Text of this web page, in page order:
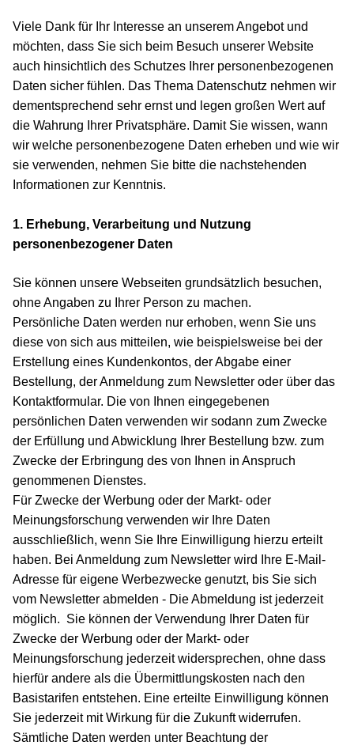
Viele Dank für Ihr Interesse an unserem Angebot und
möchten, dass Sie sich beim Besuch unserer Website
auch hinsichtlich des Schutzes Ihrer personenbezogenen
Daten sicher fühlen. Das Thema Datenschutz nehmen wir
dementsprechend sehr ernst und legen großen Wert auf
die Wahrung Ihrer Privatsphäre. Damit Sie wissen, wann
wir welche personenbezogene Daten erheben und wie wir
sie verwenden, nehmen Sie bitte die nachstehenden
Informationen zur Kenntnis.
1. Erhebung, Verarbeitung und Nutzung
personenbezogener Daten
Sie können unsere Webseiten grundsätzlich besuchen,
ohne Angaben zu Ihrer Person zu machen.
Persönliche Daten werden nur erhoben, wenn Sie uns
diese von sich aus mitteilen, wie beispielsweise bei der
Erstellung eines Kundenkontos, der Abgabe einer
Bestellung, der Anmeldung zum Newsletter oder über das
Kontaktformular. Die von Ihnen eingegebenen
persönlichen Daten verwenden wir sodann zum Zwecke
der Erfüllung und Abwicklung Ihrer Bestellung bzw. zum
Zwecke der Erbringung des von Ihnen in Anspruch
genommenen Dienstes.
Für Zwecke der Werbung oder der Markt- oder
Meinungsforschung verwenden wir Ihre Daten
ausschließlich, wenn Sie Ihre Einwilligung hierzu erteilt
haben. Bei Anmeldung zum Newsletter wird Ihre E-Mail-
Adresse für eigene Werbezwecke genutzt, bis Sie sich
vom Newsletter abmelden - Die Abmeldung ist jederzeit
möglich. Sie können der Verwendung Ihrer Daten für
Zwecke der Werbung oder der Markt- oder
Meinungsforschung jederzeit widersprechen, ohne dass
hierfür andere als die Übermittlungskosten nach den
Basistarifen entstehen. Eine erteilte Einwilligung können
Sie jederzeit mit Wirkung für die Zukunft widerrufen.
Sämtliche Daten werden unter Beachtung der